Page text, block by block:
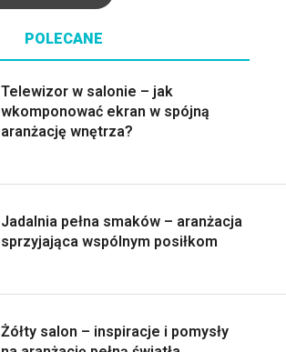
POLECANE
Telewizor w salonie – jak
wkomponować ekran w spójną
aranżację wnętrza?
Jadalnia pełna smaków – aranżacja
sprzyjająca wspólnym posiłkom
Żółty salon – inspiracje i pomysły